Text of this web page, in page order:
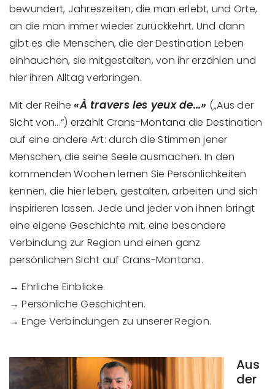
bewundert, Jahreszeiten, die man erlebt, und Orte,
an die man immer wieder zurückkehrt. Und dann
gibt es die Menschen, die der Destination Leben
einhauchen, sie mitgestalten, von ihr erzählen und
hier ihren Alltag verbringen.
Mit der Reihe «À travers les yeux de...» („Aus der
Sicht von...“) erzählt Crans-Montana die Destination
auf eine andere Art: durch die Stimmen jener
Menschen, die seine Seele ausmachen. In den
kommenden Wochen lernen Sie Persönlichkeiten
kennen, die hier leben, gestalten, arbeiten und sich
inspirieren lassen. Jede und jeder von ihnen bringt
eine eigene Geschichte mit, eine besondere
Verbindung zur Region und einen ganz
persönlichen Sicht auf Crans-Montana.
→ Ehrliche Einblicke.
→ Persönliche Geschichten.
→ Enge Verbindungen zu unserer Region.
Aus
der